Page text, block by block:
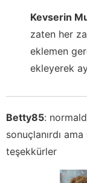
Kevserin
zaten her
eklemen
ekleyerek
Betty85:
sonuçlanırdı
teşekkürler